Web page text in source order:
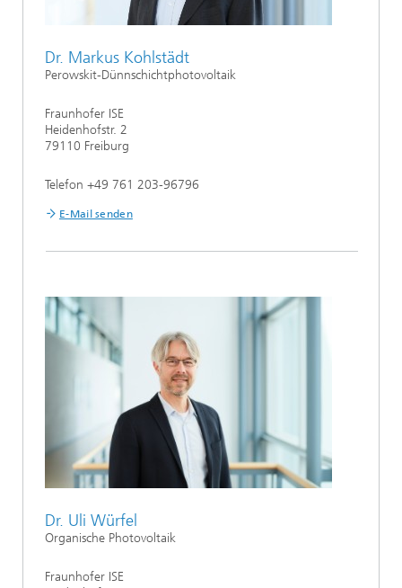
Dr. Markus Kohlstädt
Perowskit-Dünnschichtphotovoltaik
Fraunhofer ISE
Heidenhofstr. 2
79110 Freiburg
Telefon +49 761 203-96796
E-Mail senden
Dr. Uli Würfel
Organische Photovoltaik
Fraunhofer ISE